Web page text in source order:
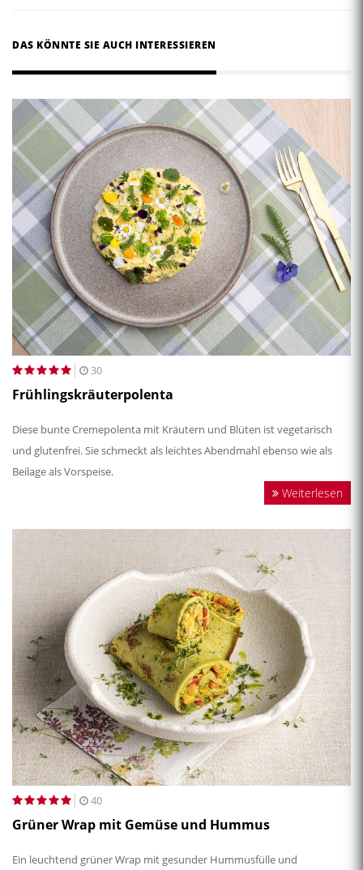
DAS KÖNNTE SIE AUCH INTERESSIEREN
30
Frühlingskräuterpolenta
Diese bunte Cremepolenta mit Kräutern und Blüten ist vegetarisch
und glutenfrei. Sie schmeckt als leichtes Abendmahl ebenso wie als
Beilage als Vorspeise.
Weiterlesen
40
Grüner Wrap mit Gemüse und Hummus
Ein leuchtend grüner Wrap mit gesunder Hummusfülle und